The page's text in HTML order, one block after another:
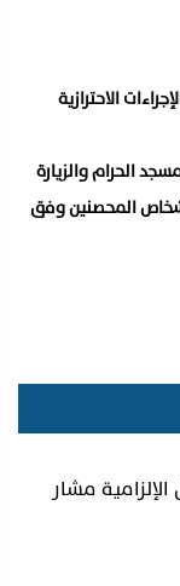
الاحترازية
الحرام والزيارة
من تاريخ 1 رمضان 1442 هـ للأشخاص المحصنين وفق
الإلزامية مشار